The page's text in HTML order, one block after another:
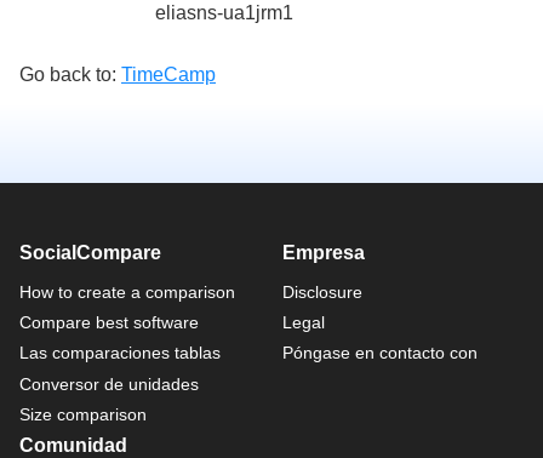
eliasns-ua1jrm1
Go back to: TimeCamp
SocialCompare
How to create a comparison
Compare best software
Las comparaciones tablas
Conversor de unidades
Size comparison
Empresa
Disclosure
Legal
Póngase en contacto con
Comunidad